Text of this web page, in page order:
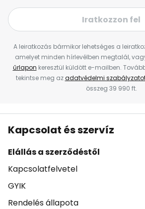
Iratkozzon fel
A leiratkozás bármikor lehetséges a
amelyet minden hírlevélben megtalál,
űrlapon keresztül küldött e-mailben.
tekintse meg azadatvédelmi
összeg 39 990 ft.
Kapcsolat és szervíz
Elállás a szerződéstől
Kapcsolatfelvetel
GYIK
Rendelés állapota